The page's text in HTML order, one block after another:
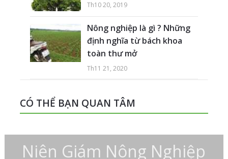
Th10 20, 2019
Nông nghiệp là gì ? Những
định nghĩa từ bách khoa
toàn thư mở
Th11 21, 2020
CÓ THỂ BẠN QUAN TÂM
Niên Giám Nông Nghiệp